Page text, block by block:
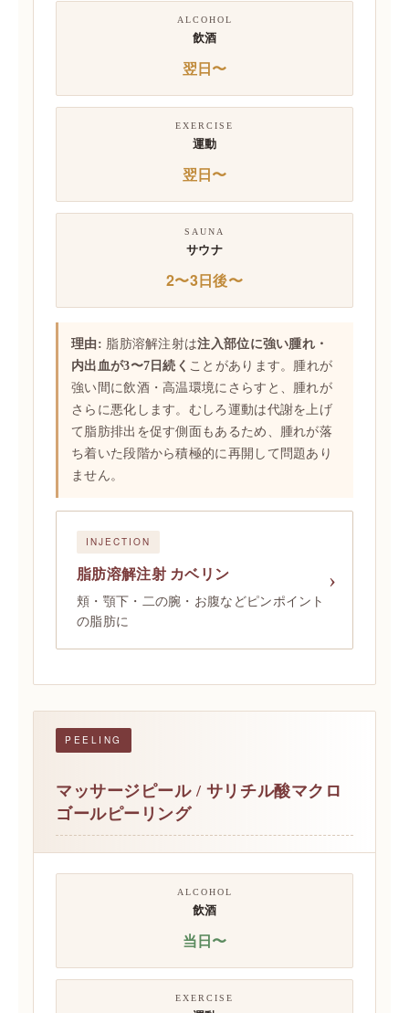
ALCOHOL
飲酒
翌日〜
EXERCISE
運動
翌日〜
SAUNA
サウナ
2〜3日後〜
理由: 脂肪溶解注射は注入部位に強い腫れ・
内出血が3〜7日続く ことがあります。腫れが
強い間に飲酒・高温環境にさらすと、腫れが
さらに悪化します。むしろ運動は代謝を上げ
て脂肪排出を促す側面もあるため、腫れが落
ち着いた段階から積極的に再開して問題あり
ません。
INJECTION
脂肪溶解注射 カベリン
頬・顎下・二の腕・お腹などピンポイント
の脂肪に
PEELING
マッサージピール / サリチル酸マクロ
ゴールピーリング
ALCOHOL
飲酒
当日〜
EXERCISE